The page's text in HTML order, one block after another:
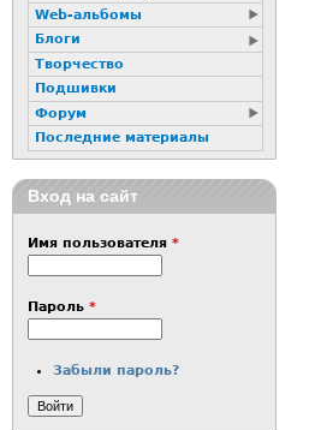
Web-альбомы
Блоги
Творчество
Подшивки
Форум
Последние материалы
Вход на сайт
Имя пользователя *
Пароль *
Забыли пароль?